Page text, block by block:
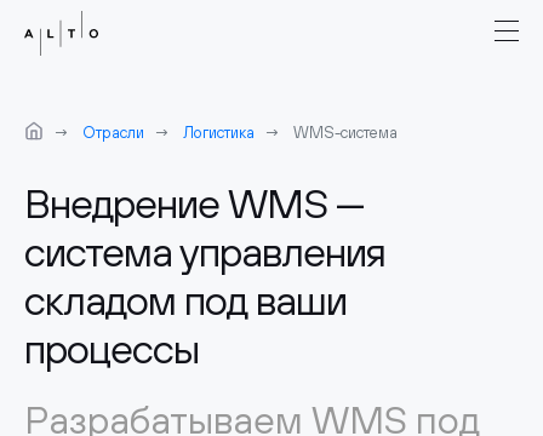
Отрасли Логистика WMS-система
Внедрение WMS —
система управления
складом под ваши
процессы
Разрабатываем WMS под